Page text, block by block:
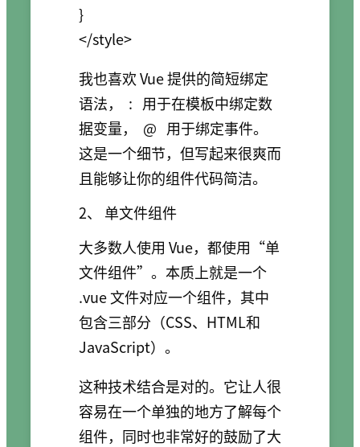
}
我也喜欢 Vue 提供的简短绑定
语法，
: 用于在模板中绑定数
据变量，
@ 用于绑定事件。
这是一个细节，但写起来很爽而
且能够让你的组件代码简洁。
2、 单文件组件
大多数人使用 Vue，都使用“单
文件组件”。本质上就是一个
.vue 文件对应一个组件，其中
包含三部分（CSS、HTML和
JavaScript）。
这种技术结合是对的。它让人很
容易在一个单独的地方了解每个
组件，同时也非常好的鼓励了大